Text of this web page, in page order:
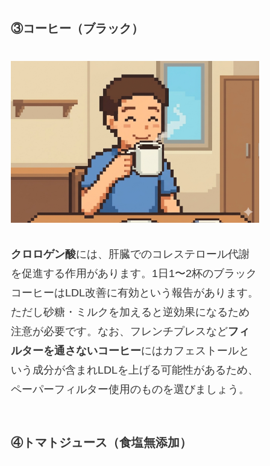
③コーヒー（ブラック）
クロロゲン酸には、肝臓でのコレステロール代謝
を促進する作用があります。1日1〜2杯のブラック
コーヒーはLDL改善に有効という報告があります。
ただし砂糖・ミルクを加えると逆効果になるため
注意が必要です。なお、フレンチプレスなどフィ
ルターを通さないコーヒーにはカフェストールと
いう成分が含まれLDLを上げる可能性があるため、
ペーパーフィルター使用のものを選びましょう。
④トマトジュース（食塩無添加）